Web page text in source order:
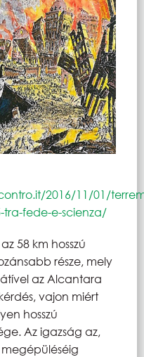
2016/11/01/
tra-fede-e-scienza/
58 km hosszú
része, mely
az Alcantara
vajon miért
hosszú
Az igazság az,